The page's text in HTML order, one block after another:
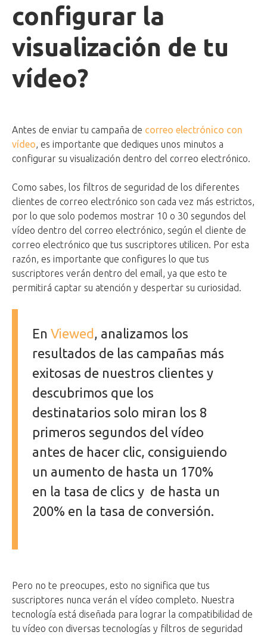
configurar la
visualización de tu
vídeo?
Antes de enviar tu campaña de correo electrónico con
vídeo, es importante que dediques unos minutos a
configurar su visualización dentro del correo electrónico.
Como sabes, los filtros de seguridad de los diferentes
clientes de correo electrónico son cada vez más estrictos,
por lo que solo podemos mostrar 10 o 30 segundos del
vídeo dentro del correo electrónico, según el cliente de
correo electrónico que tus suscriptores utilicen. Por esta
razón, es importante que configures lo que tus
suscriptores verán dentro del email, ya que esto te
permitirá captar su atención y despertar su curiosidad.
En Viewed , analizamos los
resultados de las campañas más
exitosas de nuestros clientes y
descubrimos que los
destinatarios solo miran los 8
primeros segundos del vídeo
antes de hacer clic, consiguiendo
un aumento de hasta un 170%
en la tasa de clics y de hasta un
200% en la tasa de conversión.
Pero no te preocupes, esto no significa que tus
suscriptores nunca verán el vídeo completo. Nuestra
tecnología está diseñada para lograr la compatibilidad de
tu vídeo con diversas tecnologías y filtros de seguridad